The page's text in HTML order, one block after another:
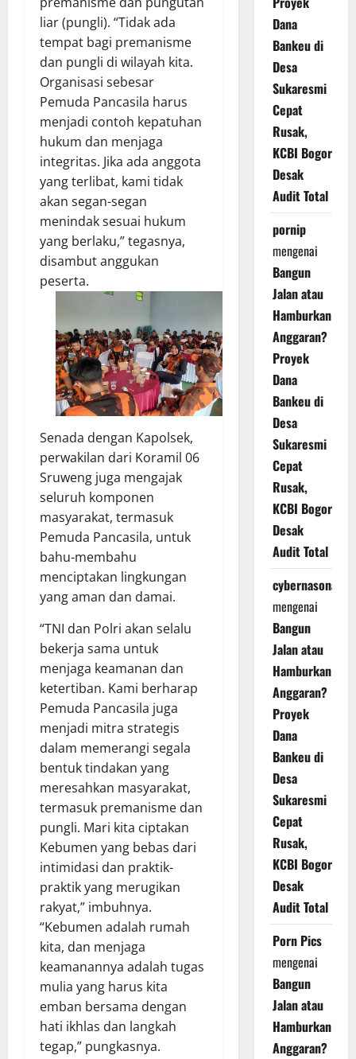
liar (pungli). “Tidak ada
tempat bagi premanisme
dan pungli di wilayah kita.
Organisasi sebesar
Pemuda Pancasila harus
menjadi contoh kepatuhan
hukum dan menjaga
integritas. Jika ada anggota
yang terlibat, kami tidak
akan segan-segan
menindak sesuai hukum
yang berlaku,” tegasnya,
disambut anggukan
peserta.
Senada dengan Kapolsek,
perwakilan dari Koramil 06
Sruweng juga mengajak
seluruh komponen
masyarakat, termasuk
Pemuda Pancasila, untuk
bahu-membahu
menciptakan lingkungan
yang aman dan damai.
“TNI dan Polri akan selalu
bekerja sama untuk
menjaga keamanan dan
ketertiban. Kami berharap
Pemuda Pancasila juga
menjadi mitra strategis
dalam memerangi segala
bentuk tindakan yang
meresahkan masyarakat,
termasuk premanisme dan
pungli. Mari kita ciptakan
Kebumen yang bebas dari
intimidasi dan praktik-
praktik yang merugikan
rakyat,” imbuhnya.
“Kebumen adalah rumah
kita, dan menjaga
keamanannya adalah tugas
mulia yang harus kita
emban bersama dengan
hati ikhlas dan langkah
tegap,” pungkasnya.
Dana
Bankeu di
Desa
Sukaresmi
Cepat
Rusak,
KCBI Bogor
Desak
Audit Total
pornip
mengenai
Bangun
Jalan atau
Hamburkan
Anggaran?
Proyek
Dana
Bankeu di
Desa
Sukaresmi
Cepat
Rusak,
KCBI Bogor
Desak
Audit Total
cybernasonal
mengenai
Bangun
Jalan atau
Hamburkan
Anggaran?
Proyek
Dana
Bankeu di
Desa
Sukaresmi
Cepat
Rusak,
KCBI Bogor
Desak
Audit Total
Porn Pics
mengenai
Bangun
Jalan atau
Hamburkan
Anggaran?